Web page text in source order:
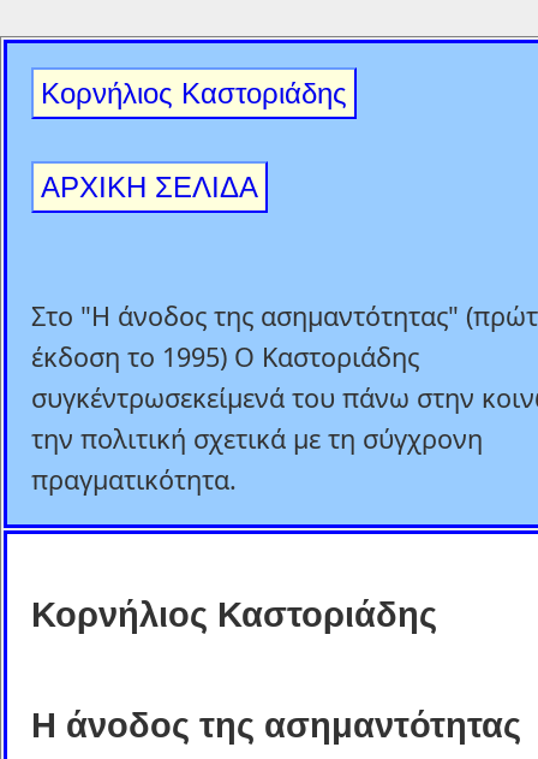
Κορνήλιος Καστοριάδης
ΑΡΧΙΚΗ ΣΕΛΙΔΑ
Στο "Η άνοδος της ασημαντότητας"
έκδοση το 1995) Ο Καστοριάδης
συγκέντρωσεκείμενά του πάνω στην
την πολιτική σχετικά με τη σύγχρονη
πραγματικότητα.
Κορνήλιος Καστοριάδης
Η άνοδος της ασημαντότητας